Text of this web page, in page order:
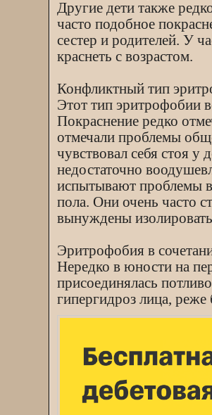
Другие дети также
часто подобное
сестер и родителей. У
краснеть с возрастом.
Конфликтный тип
Этот тип эритрофобии
Покраснение редко
отмечали проблемы
чувствовал себя стоя
недостаточно
испытывают проблемы
пола. Они очень часто
вынуждены
Эритрофобия в
Нередко в юности на
присоединялась
гипергидроз лица,